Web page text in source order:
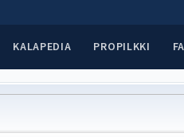
KALAPEDIA PROPILKKI